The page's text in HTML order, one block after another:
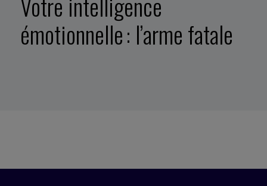
émotionnelle : l’arme fatale